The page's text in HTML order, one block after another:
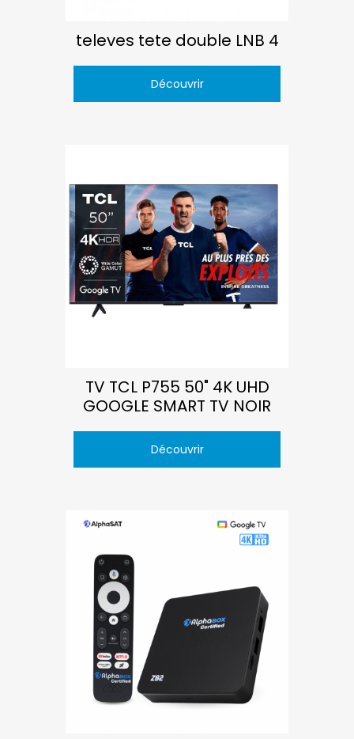
televes tete double LNB 4
Découvrir
TV TCL P755 50" 4K UHD
GOOGLE SMART TV NOIR
Découvrir